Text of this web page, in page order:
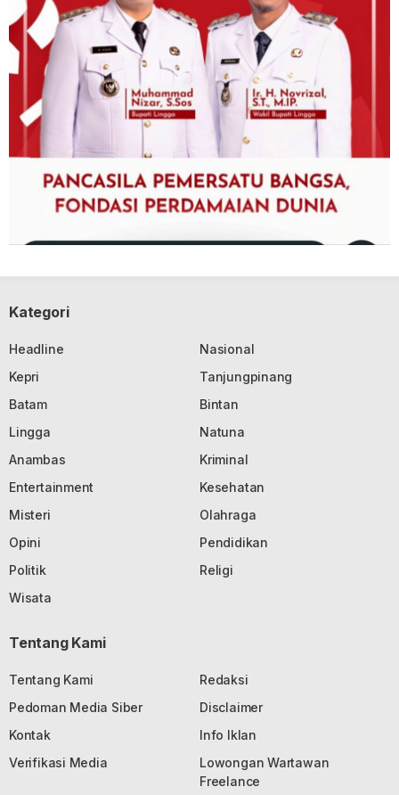
Kategori
Headline
Nasional
Kepri
Tanjungpinang
Batam
Bintan
Lingga
Natuna
Anambas
Kriminal
Entertainment
Kesehatan
Misteri
Olahraga
Opini
Pendidikan
Politik
Religi
Wisata
Tentang Kami
Tentang Kami
Redaksi
Pedoman Media Siber
Disclaimer
Kontak
Info Iklan
Verifikasi Media
Lowongan Wartawan
Freelance